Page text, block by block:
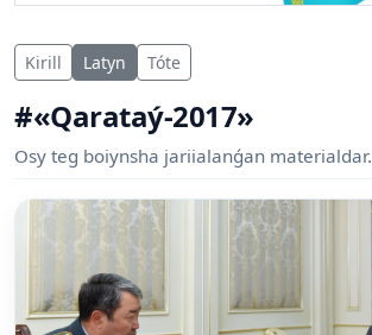
Kirill Latyn Tóte
#«Qarataý-2017»
Osy teg boiynsha jariialanǵan materialdar.